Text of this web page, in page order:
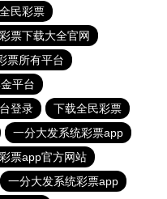
民彩票
票下载大全官网
票所有平台
平台
登录
下载全民彩票
一分大发系统彩票app
票app官方网站
一分大发系统彩票app